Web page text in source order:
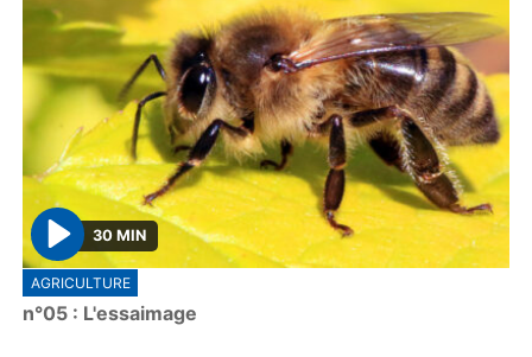
P
l
a
30 MIN
AGRICULTURE
n°05 : L'essaimage